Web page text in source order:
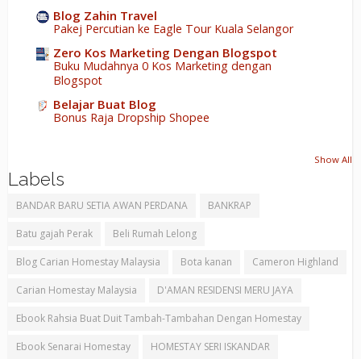
Blog Zahin Travel
Pakej Percutian ke Eagle Tour Kuala Selangor
Zero Kos Marketing Dengan Blogspot
Buku Mudahnya 0 Kos Marketing dengan
Blogspot
Belajar Buat Blog
Bonus Raja Dropship Shopee
Show All
Labels
BANDAR BARU SETIA AWAN PERDANA BANKRAP
Batu gajah Perak Beli Rumah Lelong
Blog Carian Homestay Malaysia Bota kanan Cameron Highland
Carian Homestay Malaysia D'AMAN RESIDENSI MERU JAYA
Ebook Rahsia Buat Duit Tambah-Tambahan Dengan Homestay
Ebook Senarai Homestay HOMESTAY SERI ISKANDAR